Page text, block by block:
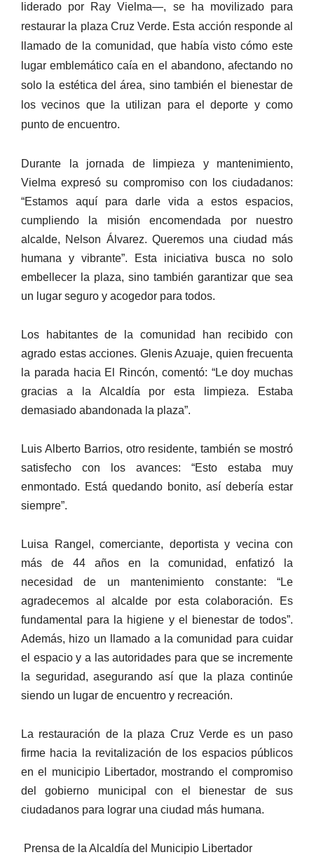
liderado por Ray Vielma—, se ha movilizado para
restaurar la plaza Cruz Verde. Esta acción responde al
llamado de la comunidad, que había visto cómo este
lugar emblemático caía en el abandono, afectando no
solo la estética del área, sino también el bienestar de
los vecinos que la utilizan para el deporte y como
punto de encuentro.
Durante la jornada de limpieza y mantenimiento,
Vielma expresó su compromiso con los ciudadanos:
“Estamos aquí para darle vida a estos espacios,
cumpliendo la misión encomendada por nuestro
alcalde, Nelson Álvarez. Queremos una ciudad más
humana y vibrante”. Esta iniciativa busca no solo
embellecer la plaza, sino también garantizar que sea
un lugar seguro y acogedor para todos.
Los habitantes de la comunidad han recibido con
agrado estas acciones. Glenis Azuaje, quien frecuenta
la parada hacia El Rincón, comentó: “Le doy muchas
gracias a la Alcaldía por esta limpieza. Estaba
demasiado abandonada la plaza”.
Luis Alberto Barrios, otro residente, también se mostró
satisfecho con los avances: “Esto estaba muy
enmontado. Está quedando bonito, así debería estar
siempre”.
Luisa Rangel, comerciante, deportista y vecina con
más de 44 años en la comunidad, enfatizó la
necesidad de un mantenimiento constante: “Le
agradecemos al alcalde por esta colaboración. Es
fundamental para la higiene y el bienestar de todos”.
Además, hizo un llamado a la comunidad para cuidar
el espacio y a las autoridades para que se incremente
la seguridad, asegurando así que la plaza continúe
siendo un lugar de encuentro y recreación.
La restauración de la plaza Cruz Verde es un paso
firme hacia la revitalización de los espacios públicos
en el municipio Libertador, mostrando el compromiso
del gobierno municipal con el bienestar de sus
ciudadanos para lograr una ciudad más humana.
Prensa de la Alcaldía del Municipio Libertador